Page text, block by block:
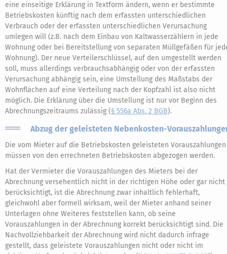
eine einseitige Erklärung in Textform ändern, wenn er bestimmte
Betriebskosten künftig nach dem erfassten unterschiedlichen
Verbrauch oder der erfassten unterschiedlichen Verursachung
umlegen will (z.B. nach dem Einbau von Kaltwasserzählern in jede
Wohnung oder bei Bereitstellung von separaten Müllgefäßen für
Wohnung). Der neue Verteilerschlüssel, auf den umgestellt werden
soll, muss allerdings verbrauchsabhängig oder von der erfassten
Verursachung abhängig sein, eine Umstellung des Maßstabs der
Wohnflächen auf eine Verteilung nach der Kopfzahl ist also nicht
möglich. Die Erklärung über die Umstellung ist nur vor Beginn des
Abrechnungszeitraums zulässig (§ 556a Abs. 2 BGB).
Abzug der geleisteten Nebenkosten-
Die vom Mieter auf die Betriebskosten geleisteten Vorauszahlungen
müssen von den errechneten Betriebskosten abgezogen werden.
Hat der Vermieter die Vorauszahlungen des Mieters bei der
Abrechnung versehentlich nicht in der richtigen Höhe oder gar nicht
berücksichtigt, ist die Abrechnung zwar inhaltlich fehlerhaft,
gleichwohl aber formell wirksam, weil der Mieter anhand seiner
Unterlagen ohne Weiteres feststellen kann, ob seine
Vorauszahlungen in der Abrechnung korrekt berücksichtigt sind. Die
Nachvollziehbarkeit der Abrechnung wird nicht dadurch infrage
gestellt, dass geleistete Vorauszahlungen nicht oder nicht im